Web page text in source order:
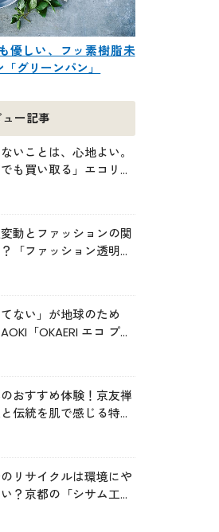
優しい、フッ素樹脂未
グリーンパン」
ー記事
いことは、心地よい。
でも買い取る」エコリン
動とファッションの関
「ファッション透明性
てない」が地球のため
「OKAERI エコ プロ
おすすめ体験！京友禅
伝統を肌で感じる特別
リサイクルは環境にや
？京都の「シサム工